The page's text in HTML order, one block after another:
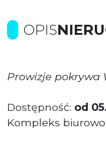
OPIS
Prowizje pokrywa
Dostępność: od
Kompleks